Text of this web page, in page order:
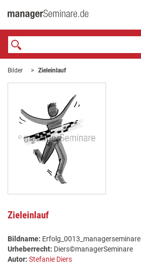
Bilder Zieleinlauf
Zieleinlauf
Bildname: Erfolg_0013_managerseminare
Urheberrecht: Diers©managerSeminare
Autor: Stefanie Diers